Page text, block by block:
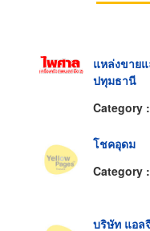
แหล่งขาย
ปทุมธานี
Category :
โชคอุดม
Category :
บริษัท แอล